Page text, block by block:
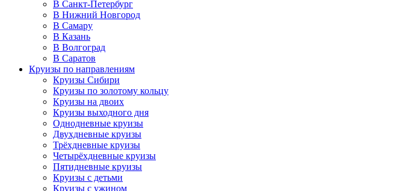
В Санкт-Петербург
В Нижний Новгород
В Самару
В Казань
В Волгоград
В Саратов
Круизы по направлениям
Круизы Сибири
Круизы по золотому кольцу
Круизы на двоих
Круизы выходного дня
Однодневные круизы
Двухдневные круизы
Трёхдневные круизы
Четырёхдневные круизы
Пятидневные круизы
Круизы с детьми
Круизы с ужином